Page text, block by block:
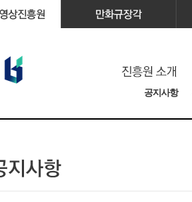
공지사항